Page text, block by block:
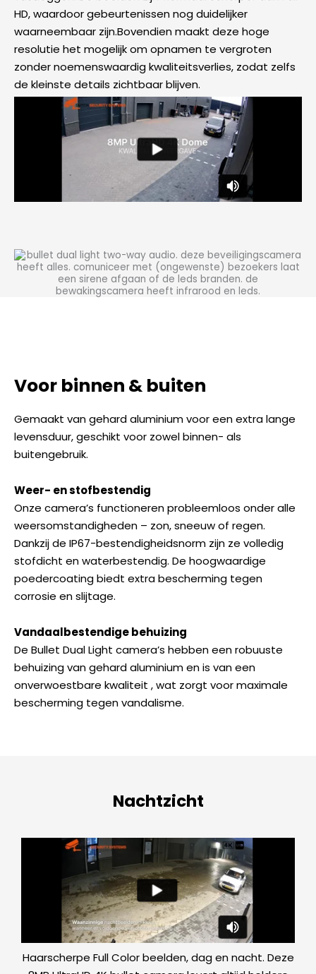
HD, waardoor gebeurtenissen nog duidelijker
waarneembaar zijn.Bovendien maakt deze hoge
resolutie het mogelijk om opnamen te vergroten
zonder noemenswaardig kwaliteitsverlies, zodat zelfs
de kleinste details zichtbaar blijven.
Voor binnen & buiten
Gemaakt van gehard aluminium voor een extra lange
levensduur, geschikt voor zowel binnen- als
buitengebruik.
Weer- en stofbestendig
Onze camera’s functioneren probleemloos onder alle
weersomstandigheden – zon, sneeuw of regen.
Dankzij de IP67-bestendigheidsnorm zijn ze volledig
stofdicht en waterbestendig. De hoogwaardige
poedercoating biedt extra bescherming tegen
corrosie en slijtage.
Vandaalbestendige behuizing
De Bullet Dual Light camera’s hebben een robuuste
behuizing van gehard aluminium en is van een
onverwoestbare kwaliteit , wat zorgt voor maximale
bescherming tegen vandalisme.
Nachtzicht
Haarscherpe Full Color beelden, dag en nacht. Deze